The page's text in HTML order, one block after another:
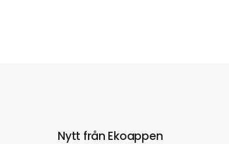
Nytt från Ekoappen